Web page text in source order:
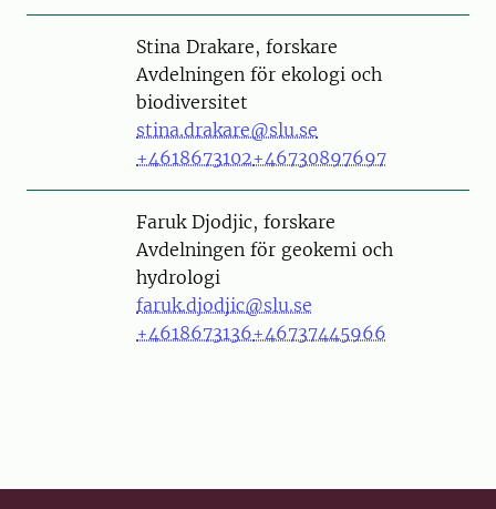
PersonStina Drakare, forskare
Avdelningen för ekologi och
biodiversitet
stina.drakare@slu.se
+4618673102+46730897697
PersonFaruk Djodjic, forskare
Avdelningen för geokemi och
hydrologi
faruk.djodjic@slu.se
+4618673136+46737445966